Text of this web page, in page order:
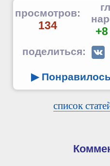
просмотров:
134 +8
поделиться:
▶
список